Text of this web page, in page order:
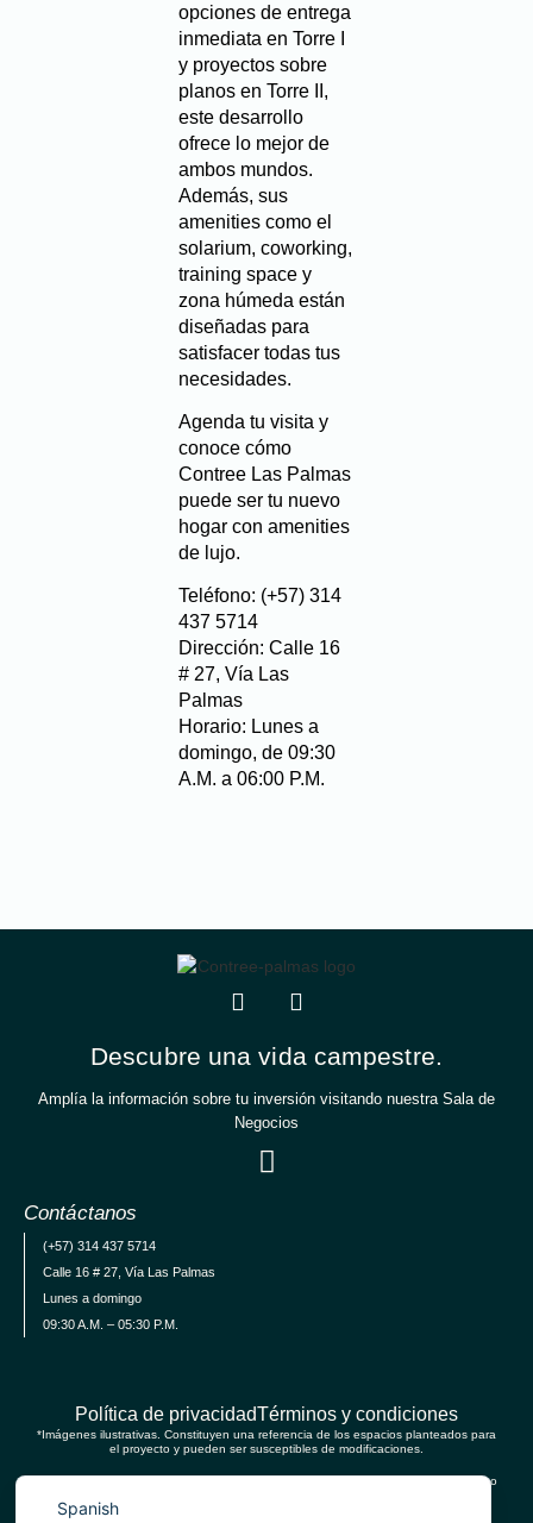
opciones de entrega
inmediata en Torre I
y proyectos sobre
planos en Torre II,
este desarrollo
ofrece lo mejor de
ambos mundos.
Además, sus
amenities como el
solarium, coworking,
training space y
zona húmeda están
diseñadas para
satisfacer todas tus
necesidades.
Agenda tu visita y
conoce cómo
Contree Las Palmas
puede ser tu nuevo
hogar con amenities
de lujo.
Teléfono: (+57) 314
437 5714
Dirección: Calle 16
# 27, Vía Las
Palmas
Horario: Lunes a
domingo, de 09:30
A.M. a 06:00 P.M.
Descubre una vida campestre.
Amplía la información sobre tu inversión visitando nuestra Sala de
Negocios
Contáctanos
(+57) 314 437 5714
Calle 16 # 27, Vía Las Palmas
Lunes a domingo
09:30 A.M. – 05:30 P.M.
Política de privacidadTérminos y condiciones
*Imágenes ilustrativas. Constituyen una referencia de los espacios planteados para
el proyecto y pueden ser susceptibles de modificaciones.
*Los elementos de decoración no están incluidos en el valor del negocio, así mismo
Spanish